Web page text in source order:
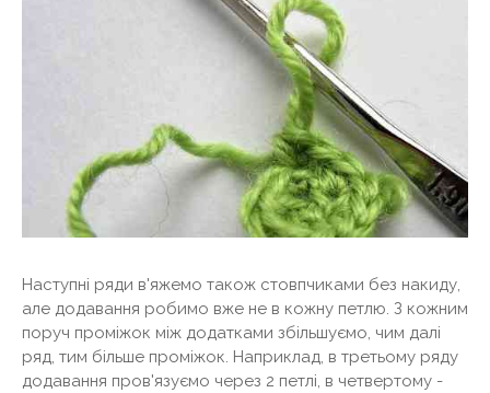
Наступні ряди в'яжемо також стовпчиками без накиду,
але додавання робимо вже не в кожну петлю. З кожним
поруч проміжок між додатками збільшуємо, чим далі
ряд, тим більше проміжок. Наприклад, в третьому ряду
додавання пров'язуємо через 2 петлі, в четвертому -